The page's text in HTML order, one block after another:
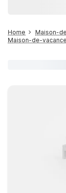
Home
Maison-
Maison-de-